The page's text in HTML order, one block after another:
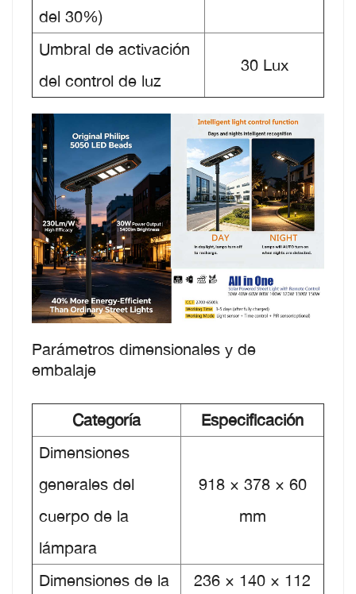
del 30%)
Umbral de activación
del control de luz
30 Lux
Parámetros dimensionales y de
embalaje
Categoría
Especificación
Dimensiones
generales del
cuerpo de la
lámpara
918 × 378 × 60
mm
Dimensiones de la
236 × 140 × 112